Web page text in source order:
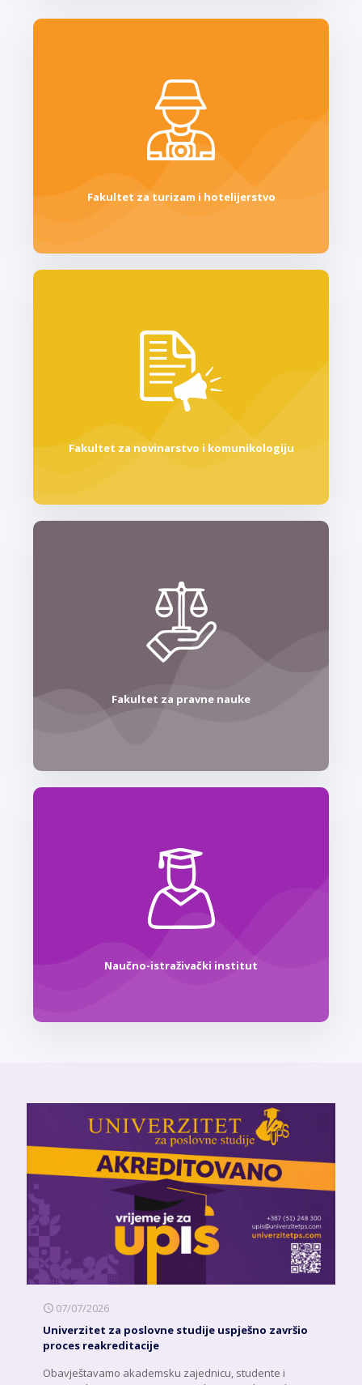
Fakultet za turizam i hotelijerstvo
Fakultet za novinarstvo i komunikologiju
Fakultet za pravne nauke
Naučno-istraživački institut
07/07/2026
Univerzitet za poslovne studije uspješno završio
proces reakreditacije
Obavještavamo akademsku zajednicu, studente i